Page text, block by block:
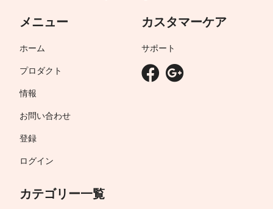
メニュー
ホーム
プロダクト
情報
お問い合わせ
登録
ログイン
カテゴリー一覧
カスタマーケア
サポート